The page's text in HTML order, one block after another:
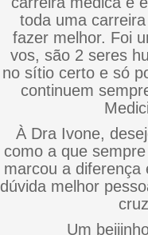
toda uma
fazer melhor. Foi
vos, são 2 seres
no sítio certo e só
continuem
À Dra Ivone,
como a que
marcou a diferença
dúvida melhor
Um